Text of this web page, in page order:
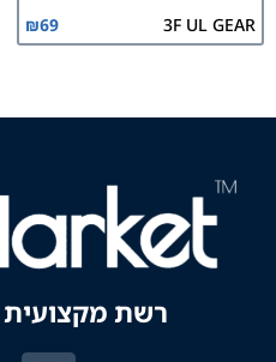
3F UL GEAR
₪69
רשת מקצועית